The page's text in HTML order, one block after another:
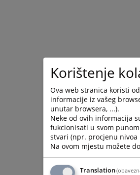
Korištenje
Ova web stranica koristi
informacije iz vašeg
unutar browsera, ...).
Neke od ovih informacija
fukcionisati u svom
stvari (npr. procjenu nivoa
Na ovom mjestu možete
Translation